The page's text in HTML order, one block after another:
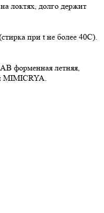
локтях, долго держит
при t не более 40С).
летняя,
MIMICRYA.